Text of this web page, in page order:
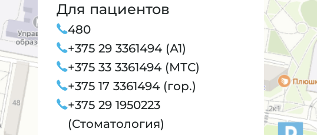
Для пациентов
480
+375 29 3361494 (А1)
+375 33 3361494 (МТС)
+375 17 3361494 (гор.)
+375 29 1950223
(Стоматология)